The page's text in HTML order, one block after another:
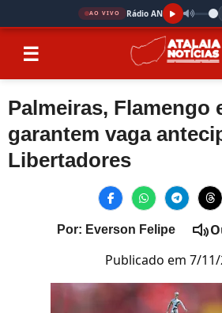
AO VIVO Rádio AN
☰
Palmeiras, Flamengo
garantem vaga
Libertadores
Por: Everson Felipe
Publicado em 7/